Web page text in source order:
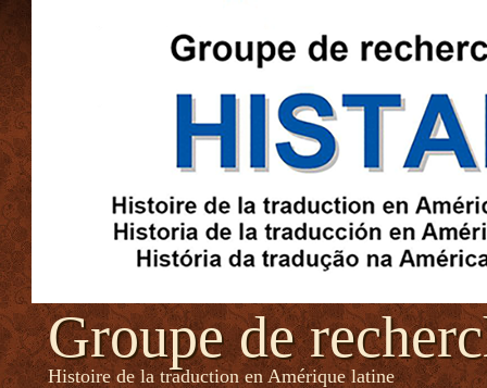
Groupe de
Histoire de la traduction en Amérique latine